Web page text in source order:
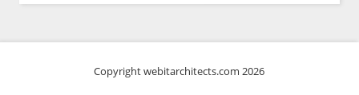
Copyright webitarchitects.com 2026